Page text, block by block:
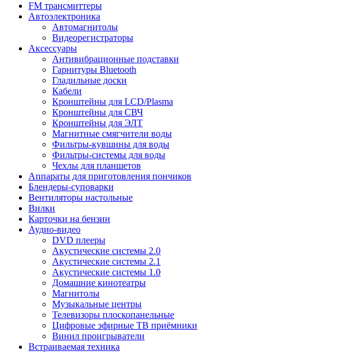
FM трансмиттеры
Автоэлектроника
Автомагнитолы
Видеорегистраторы
Аксессуары
Антивибрационные подставки
Гарнитуры Bluetooth
Гладильные доски
Кабели
Кронштейны для LCD/Plasma
Кронштейны для СВЧ
Кронштейны для ЭЛТ
Магнитные смягчители воды
Фильтры-кувшины для воды
Фильтры-системы для воды
Чехлы для планшетов
Аппараты для приготовления пончиков
Блендеры-суповарки
Вентиляторы настольные
Вилки
Карточки на бензин
Аудио-видео
DVD плееры
Акустические системы 2.0
Акустические системы 2.1
Акустические системы 1.0
Домашние кинотеатры
Магнитолы
Музыкальные центры
Телевизоры плоскопанельные
Цифровые эфирные ТВ приёмники
Винил проигрыватели
Встраиваемая техника